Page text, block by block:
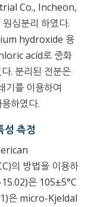
Co., Incheon,
심분리 하였다.
hydroxide 용
acid로 중화
. 분리된 전분은
기를 이용하여
하였다.
성 측정
의 방법을 이용하
은 105±5°C
은 micro-Kjeldal